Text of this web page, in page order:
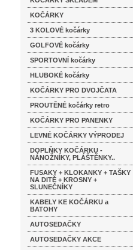
KOČÁRKY
3 KOLOVÉ kočárky
GOLFOVÉ kočárky
SPORTOVNÍ kočárky
HLUBOKÉ kočárky
KOČÁRKY PRO DVOJČATA
PROUTĚNÉ kočárky retro
KOČÁRKY PRO PANENKY
LEVNÉ KOČÁRKY VÝPRODEJ
DOPLŇKY KOČÁRKU -
NÁNOŽNÍKY, PLÁŠTĚNKY..
FUSAKY + KLOKANKY + TAŠKY
NA DITĚ + KROSNY +
SLUNEČNÍKY
KABELY KE KOČÁRKU a
BATOHY
AUTOSEDAČKY
AUTOSEDAČKY AKCE